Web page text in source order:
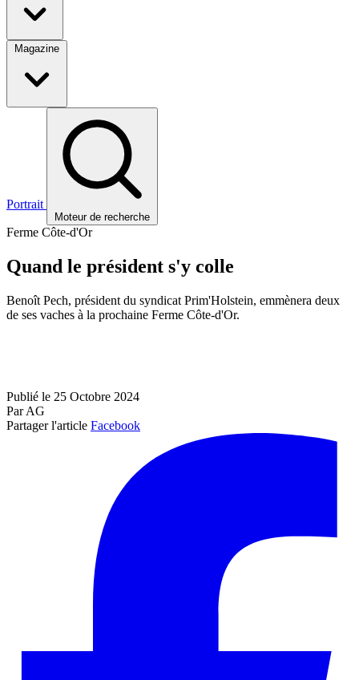
Magazine
Portrait
Moteur de recherche
Ferme Côte-d'Or
Quand le président s'y colle
Benoît Pech, président du syndicat Prim'Holstein, emmènera deux
de ses vaches à la prochaine Ferme Côte-d'Or.
Publié le 25 Octobre 2024
Par AG
Partager l'article Facebook